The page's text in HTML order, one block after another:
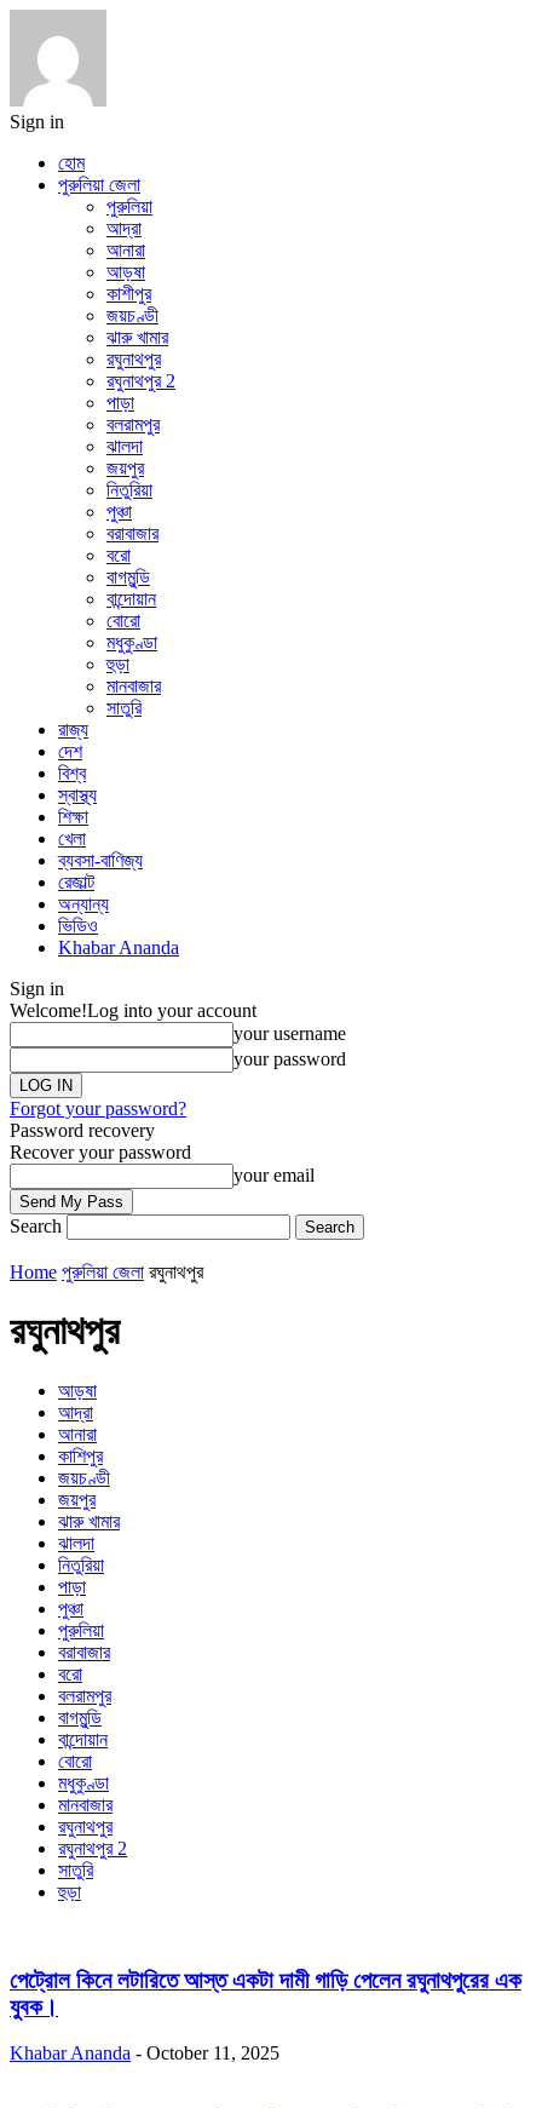
Sign in
হোম
পুরুলিয়া জেলা
পুরুলিয়া
আদ্রা
আনারা
আড়ষা
কাশীপুর
জয়চণ্ডী
ঝারু খামার
রঘুনাথপুর
রঘুনাথপুর 2
পাড়া
বলরামপুর
ঝালদা
জয়পুর
নিতুরিয়া
পুঞ্চা
বরাবাজার
বরো
বাগমুন্ডি
বান্দোয়ান
বোরো
মধুকুণ্ডা
হুড়া
মানবাজার
সাতুরি
রাজ্য
দেশ
বিশ্ব
স্বাস্থ্য
শিক্ষা
খেলা
ব্যবসা-বাণিজ্য
রেজাল্ট
অন্যান্য
ভিডিও
Khabar Ananda
Sign in
Welcome!Log into your account
your username
your password
Forgot your password?
Password recovery
Recover your password
your email
Search
Home পুরুলিয়া জেলা রঘুনাথপুর
রঘুনাথপুর
আড়ষা
আদ্রা
আনারা
কাশিপুর
জয়চণ্ডী
জয়পুর
ঝারু খামার
ঝালদা
নিতুরিয়া
পাড়া
পুঞ্চা
পুরুলিয়া
বরাবাজার
বরো
বলরামপুর
বাগমুন্ডি
বান্দোয়ান
বোরো
মধুকুণ্ডা
মানবাজার
রঘুনাথপুর
রঘুনাথপুর 2
সাতুরি
হুড়া
পেট্রোল কিনে লটারিতে আস্ত একটা দামী গাড়ি পেলেন রঘুনাথপুরের এক
যুবক।
Khabar Ananda - October 11, 2025